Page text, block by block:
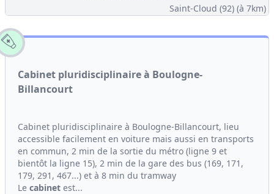
Saint-Cloud (92) (à 7km)
Cabinet pluridisciplinaire à Boulogne-
Billancourt
Cabinet pluridisciplinaire à Boulogne-Billancourt, lieu
accessible facilement en voiture mais aussi en transports
en commun, 2 min de la sortie du métro (ligne 9 et
bientôt la ligne 15), 2 min de la gare des bus (169, 171,
179, 291, 467...) et à 8 min du tramway
Le cabinet est...